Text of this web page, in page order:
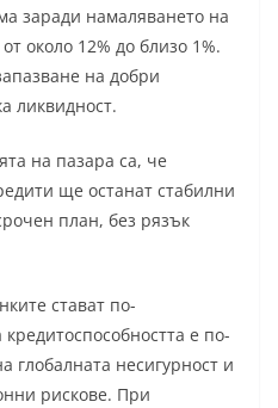
заради намаляването на
около 12% до близо 1%.
на добри
ликвидност.
на пазара са, че
ще останат стабилни
план, без рязък
стават по-
е по-
глобалната несигурност и
рискове. При